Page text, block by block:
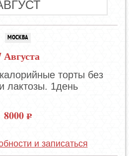
МОСКВА
Августа
торты без
лактозы. 1день
8000
и записаться